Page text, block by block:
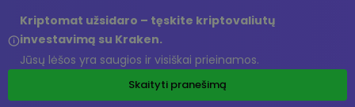
Kriptomat užsidaro – tęskite kriptovaliutų
investavimą su Kraken.
Jūsų lėšos yra saugios ir visiškai prieinamos.
Skaityti pranešimą